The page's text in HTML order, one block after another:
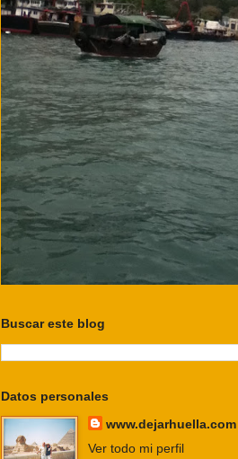
Buscar este blog
Datos personales
www.dejarhuella.com
Ver todo mi perfil